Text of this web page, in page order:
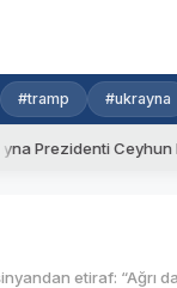
#tramp #ukrayna
Ceyhun